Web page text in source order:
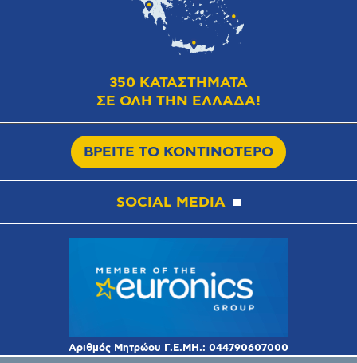
350 ΚΑΤΑΣΤΗΜΑΤΑ
ΣΕ ΟΛΗ ΤΗΝ ΕΛΛΑΔΑ!
ΒΡΕΙΤΕ ΤΟ ΚΟΝΤΙΝΟΤΕΡΟ
SOCIAL MEDIA